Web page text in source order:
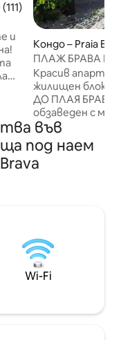
оценка: 4,9 от 5,
и
в
Кондо – Praia
ПЛАЖ БРАВА ПЕ
Красив
жилищен блок
ДО ПЛАЯ
обзаведен с
детайли.
апартамента.
климатик и
тоалетна.
Отделете
пералня. Два
във
под наем
Wi-Fi